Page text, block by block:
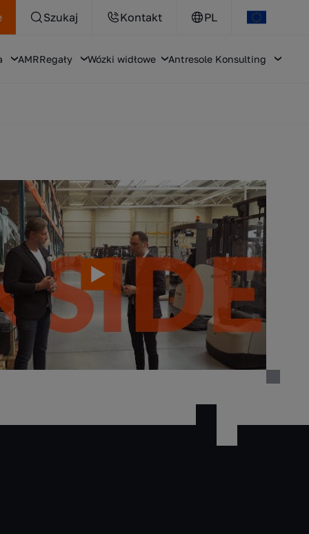
Szukaj Kontakt PL
AMRRegały Wózki widłowe Antresole Konsulting